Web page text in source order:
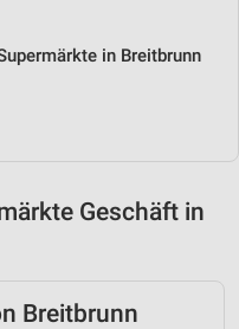
in Breitbrunn
Geschäft in
Breitbrunn